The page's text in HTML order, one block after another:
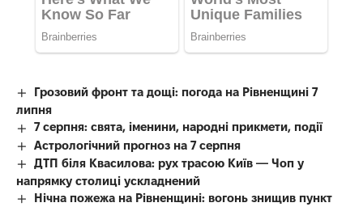
Грозовий фронт та дощі: погода на Рівненщині 7
липня
7 серпня: свята, іменини, народні прикмети, події
Астрологічний прогноз на 7 серпня
ДТП біля Квасилова: рух трасою Київ — Чоп у
напрямку столиці ускладнений
Нічна пожежа на Рівненщині: вогонь знищив пункт